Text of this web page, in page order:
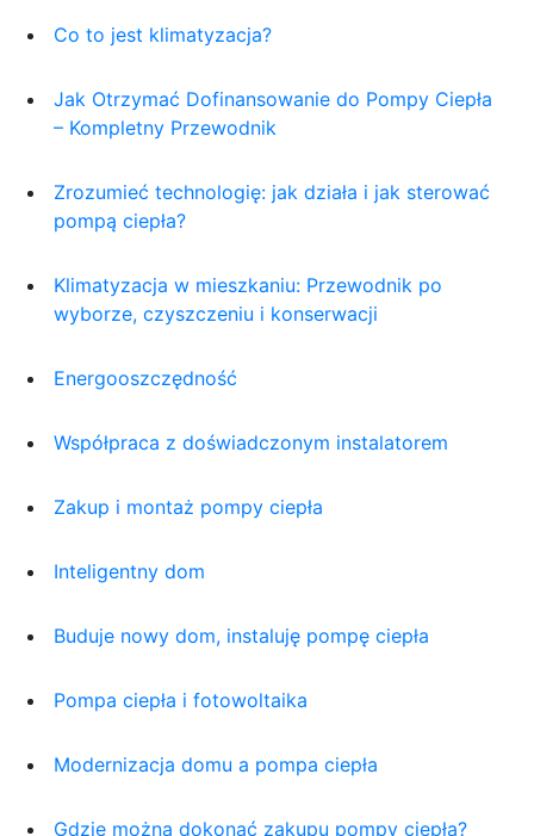
Co to jest klimatyzacja?
Jak Otrzymać Dofinansowanie do Pompy Ciepła
– Kompletny Przewodnik
Zrozumieć technologię: jak działa i jak sterować
pompą ciepła?
Klimatyzacja w mieszkaniu: Przewodnik po
wyborze, czyszczeniu i konserwacji
Energooszczędność
Współpraca z doświadczonym instalatorem
Zakup i montaż pompy ciepła
Inteligentny dom
Buduje nowy dom, instaluję pompę ciepła
Pompa ciepła i fotowoltaika
Modernizacja domu a pompa ciepła
Gdzie można dokonać zakupu pompy ciepła?